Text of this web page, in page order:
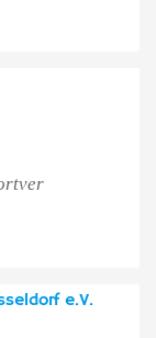
e.V.